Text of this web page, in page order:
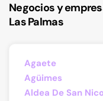
Negocios y
Las Palmas
Agaete
Agüimes
Aldea De San